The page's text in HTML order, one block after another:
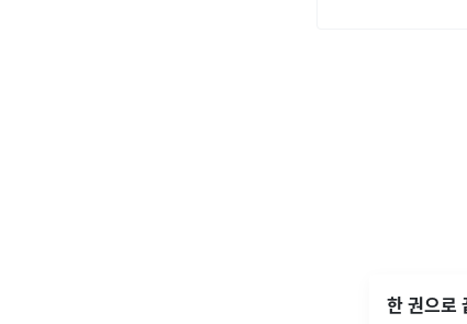
한 권으로